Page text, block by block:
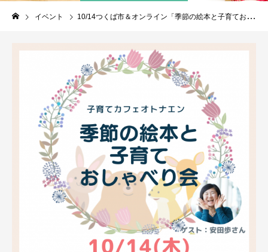
イベント 10/14つくば市＆オンライン「季節の絵本と子育ておしゃべり会」